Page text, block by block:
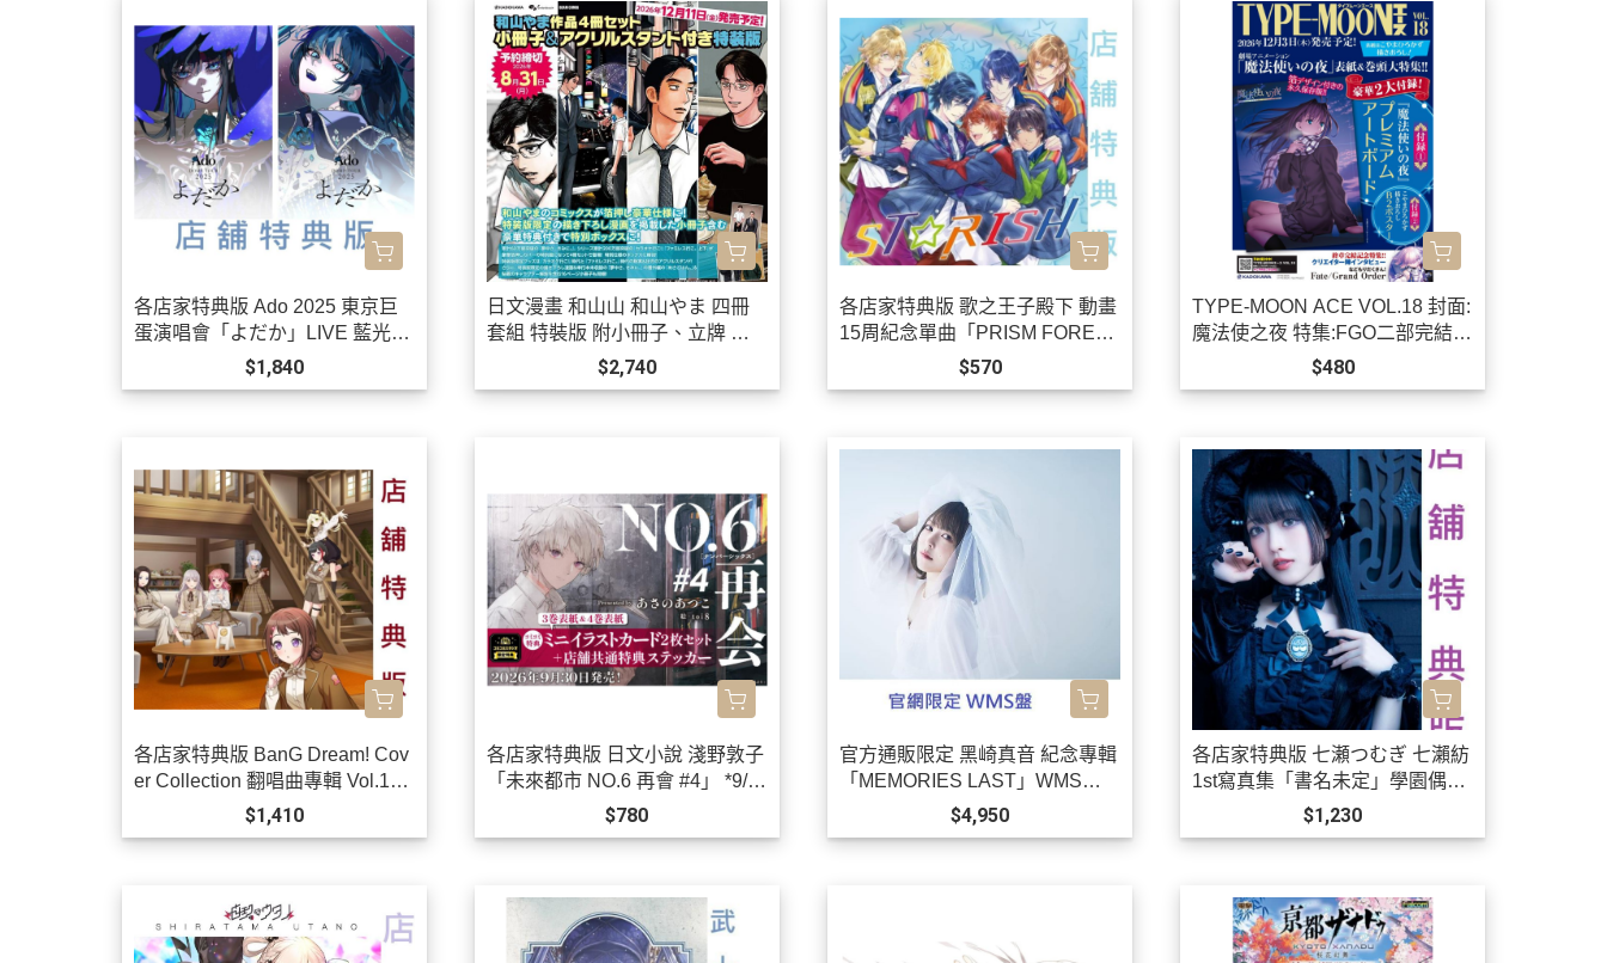
各店家特典版 Ado 2025 東京巨
蛋演唱會「よだか」LIVE 藍光B
D DVD *10/21發售!
$1,840
日文漫畫 和山山 和山やま 四冊
套組 特裝版 附小冊子、立牌 去
唱卡拉OK吧、為你著迷*12/11發
售!
$2,740
各店家特典版 歌之王子殿下 動畫
15周紀念單曲「PRISM FOREV
ER!」STRISH *10/21發售!
$570
TYPE-MOON ACE VOL.18 封面:
魔法使之夜 特集:FGO二部完結 *
$480
各店家特典版 BanG Dream! Cov
er Collection 翻唱曲專輯 Vol.11 *
$1,410
各店家特典版 日文小說 淺野敦子
「未來都市 NO.6 再會 #4」 *9/3
$780
官方通販限定 黑崎真音 紀念專輯
「MEMORIES LAST」WMS盤
黒崎真音 *9/22發售!0903
$4,950
各店家特典版 七瀬つむぎ 七瀨紡
1st寫真集「書名未定」學園偶像
大師 有村麻央*10/30發售!
$1,230